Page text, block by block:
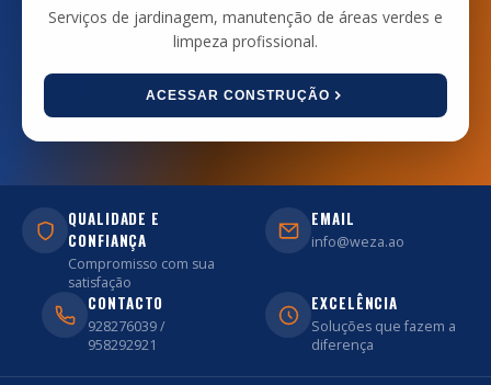
Serviços de jardinagem, manutenção de áreas verdes e
limpeza profissional.
ACESSAR CONSTRUÇÃO
QUALIDADE E
CONFIANÇA
Compromisso com sua
satisfação
EMAIL
info@weza.ao
CONTACTO
928276039 /
958292921
EXCELÊNCIA
Soluções que fazem a
diferença